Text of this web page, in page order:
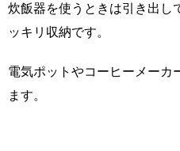
炊飯器を使うときは引き出し
ッキリ収納です。
電気ポットやコーヒーメーカ
ます。